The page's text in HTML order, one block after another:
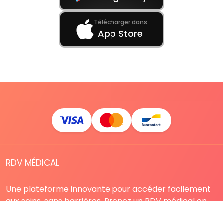
Télécharger dans
App Store
RDV MÉDICAL
Une plateforme innovante pour accéder facilement